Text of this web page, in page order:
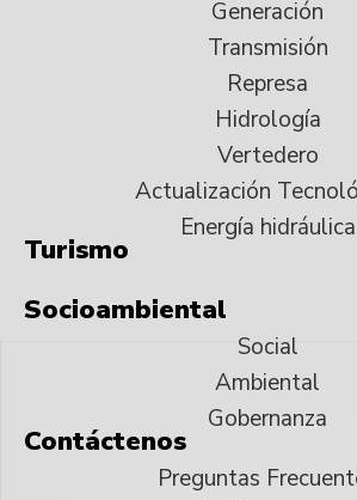
Generación
Transmisión
Represa
Hidrología
Vertedero
Actualización
Energía hidráulica
Turismo
Socioambiental
Social
Ambiental
Gobernanza
Contáctenos
Preguntas